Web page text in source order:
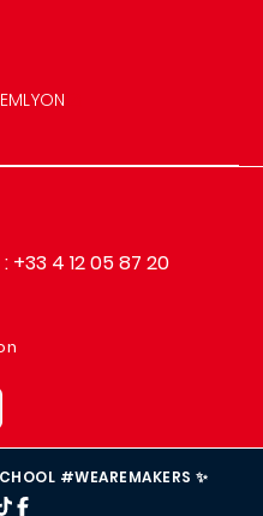
4 12 05 87 20
#WEAREMAKERS ✨